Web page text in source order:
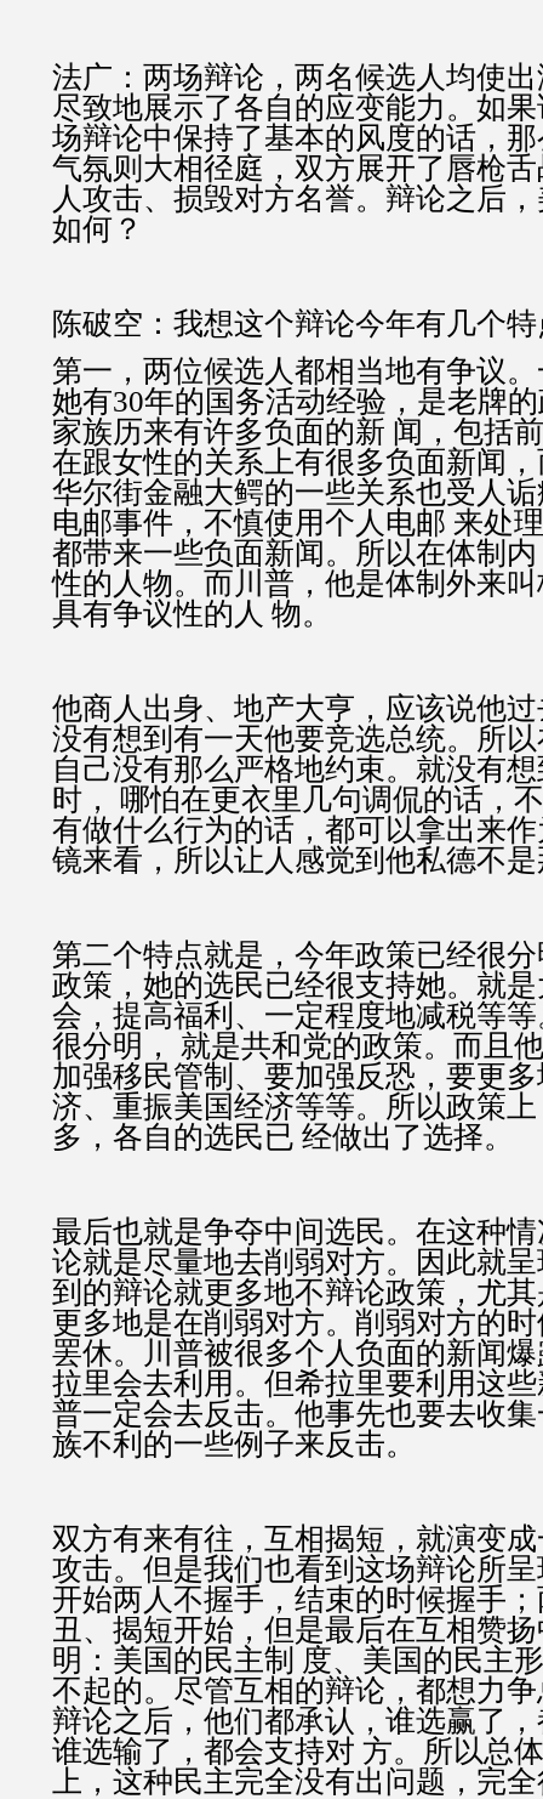
法广：两场辩论，两名候选人均使
尽致地展示了各自的应变能力。如
场辩论中保持了基本的风度的话，
气氛则大相径庭，双方展开了唇枪
人攻击、损毁对方名誉。辩论之后
如何？
陈破空：我想这个辩论今年有几个
第一，两位候选人都相当地有争议
她有30年的国务活动经验，是老牌
家族历来有许多负面的新 闻，包括
在跟女性的关系上有很多负面新闻
华尔街金融大鳄的一些关系也受人
电邮事件，不慎使用个人电邮 来处
都带来一些负面新闻。所以在体制
性的人物。而川普，他是体制外来
具有争议性的人 物。
他商人出身、地产大亨，应该说他
没有想到有一天他要竞选总统。所
自己没有那么严格地约束。就没有
时， 哪怕在更衣里几句调侃的话，
有做什么行为的话，都可以拿出来
镜来看，所以让人感觉到他私德不
第二个特点就是，今年政策已经很
政策，她的选民已经很支持她。就
会，提高福利、一定程度地减税等
很分明， 就是共和党的政策。而且
加强移民管制、要加强反恐，要更
济、重振美国经济等等。所以政策
多，各自的选民已 经做出了选择。
最后也就是争夺中间选民。在这种
论就是尽量地去削弱对方。因此就
到的辩论就更多地不辩论政策，尤
更多地是在削弱对方。削弱对方的
罢休。川普被很多个人负面的新闻
拉里会去利用。但希拉里要利用这
普一定会去反击。他事先也要去收
族不利的一些例子来反击。
双方有来有往，互相揭短，就演变
攻击。但是我们也看到这场辩论所
开始两人不握手，结束的时候握手
丑、揭短开始，但是最后在互相赞
明：美国的民主制 度、美国的民主
不起的。尽管互相的辩论，都想力
辩论之后，他们都承认，谁选赢了
谁选输了，都会支持对 方。所以总
上，这种民主完全没有出问题，完